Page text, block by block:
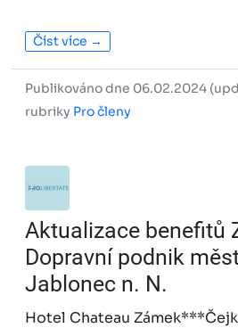
Číst více →
Publikováno dne 06.02.2024
rubriky Pro členy
Aktualizace benefitů
Dopravní podnik
Jablonec n. N.
Hotel Chateau